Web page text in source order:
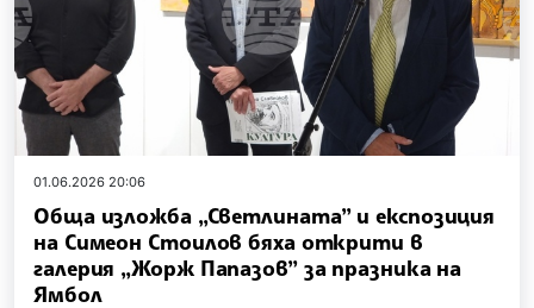
01.06.2026 20:06
Обща изложба „Светлината” и експозиция
на Симеон Стоилов бяха открити в
галерия „Жорж Папазов” за празника на
Ямбол